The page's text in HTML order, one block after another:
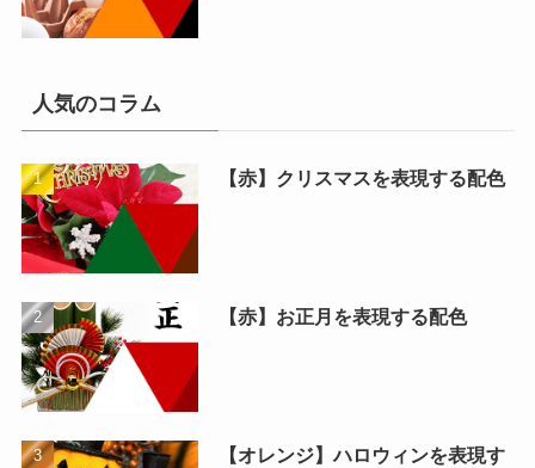
人気のコラム
【赤】クリスマスを表現する配色
【赤】お正月を表現する配色
【オレンジ】ハロウィンを表現す